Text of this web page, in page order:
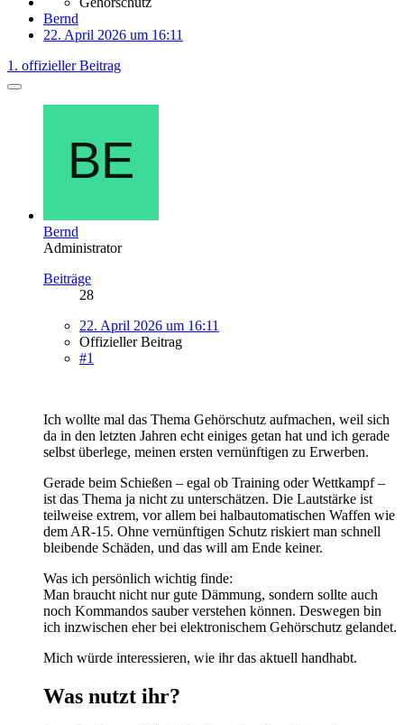
Bernd
22. April 2026 um 16:11
1. offizieller Beitrag
Bernd
Administrator
Beiträge
28
22. April 2026 um 16:11
Offizieller Beitrag
#1
Ich wollte mal das Thema Gehörschutz aufmachen, weil sich
da in den letzten Jahren echt einiges getan hat und ich gerade
selbst überlege, meinen ersten vernünftigen zu Erwerben.
Gerade beim Schießen – egal ob Training oder Wettkampf –
ist das Thema ja nicht zu unterschätzen. Die Lautstärke ist
teilweise extrem, vor allem bei halbautomatischen Waffen wie
dem AR-15. Ohne vernünftigen Schutz riskiert man schnell
bleibende Schäden, und das will am Ende keiner.
Was ich persönlich wichtig finde:
Man braucht nicht nur gute Dämmung, sondern sollte auch
noch Kommandos sauber verstehen können. Deswegen bin
ich inzwischen eher bei elektronischem Gehörschutz gelandet.
Mich würde interessieren, wie ihr das aktuell handhabt.
Was nutzt ihr?